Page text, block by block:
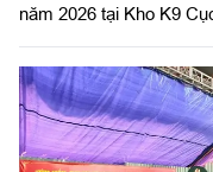
năm 2026 tại Kho K9
tịch Hội đồng nghiệm